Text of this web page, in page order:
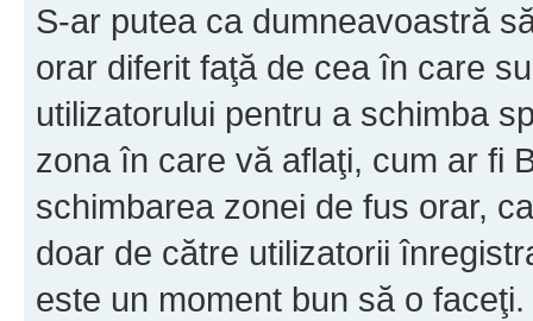
S-ar putea ca dumneavoastră
orar diferit faţă de cea în care
utilizatorului pentru a schimba
zona în care vă aflaţi, cum ar fi
schimbarea zonei de fus orar,
doar de către utilizatorii
este un moment bun să o faceţi.